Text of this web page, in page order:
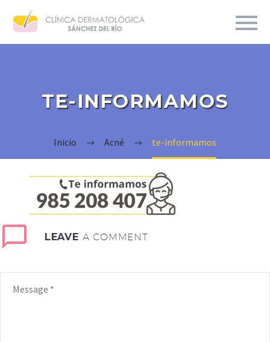
TE-INFORMAMOS
Inicio Acné te-informamos
LEAVE A COMMENT